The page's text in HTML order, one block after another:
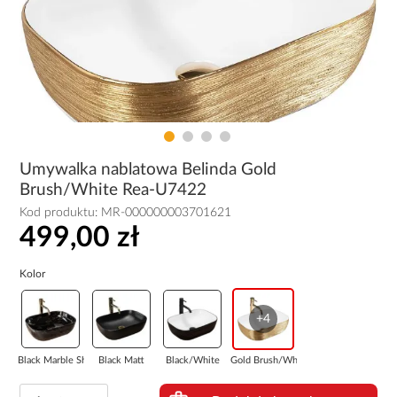
Umywalka nablatowa Belinda Gold
Brush/White Rea-U7422
Kod produktu: MR-000000003701621
499,00 zł
Kolor
Black Marble Sh... Black Matt Black/White
+4
Gold Brush/White